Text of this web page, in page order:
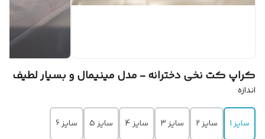
کراپ کت نخی دخترانه - مدل مینیمال و بسیار لطیف
اندازه
سایز 1 سایز 2 سایز 3 سایز 4 سایز 5
سایز 6